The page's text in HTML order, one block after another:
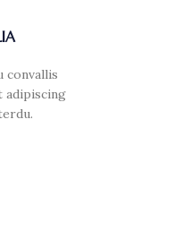
convallis
adipiscing